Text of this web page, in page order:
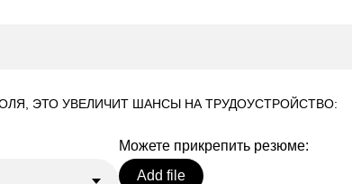
ЭТО УВЕЛИЧИТ ШАНСЫ НА ТРУДОУСТРОЙСТВО:
Можете прикрепить резюме:
Add file